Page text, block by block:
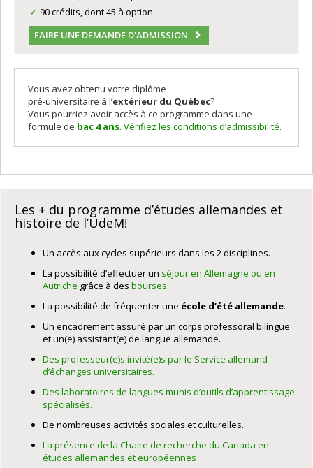
90 crédits, dont 45 à option
FAIRE UNE DEMANDE D'ADMISSION
Vous avez obtenu votre diplôme
pré-universitaire à l’extérieur du Québec?
Vous pourriez avoir accès à ce programme dans une
formule de bac 4 ans. Vérifiez les conditions d’admissibilité.
Les + du programme d’études allemandes et
histoire de l’UdeM!
Un accès aux cycles supérieurs dans les 2 disciplines.
La possibilité d’effectuer un séjour en Allemagne ou en
Autriche grâce à des bourses.
La possibilité de fréquenter une école d’été allemande.
Un encadrement assuré par un corps professoral bilingue
et un(e) assistant(e) de langue allemande.
Des professeur(e)s invité(e)s par le Service allemand
d’échanges universitaires.
Des laboratoires de langues munis d’outils d’apprentissage
spécialisés.
De nombreuses activités sociales et culturelles.
La présence de la Chaire de recherche du Canada en
études allemandes et européennes